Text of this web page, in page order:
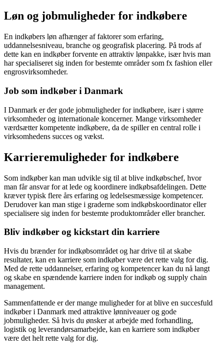
Løn og jobmuligheder for indkøbere
En indkøbers løn afhænger af faktorer som erfaring,
uddannelsesniveau, branche og geografisk placering. På trods af
dette kan en indkøber forvente en attraktiv lønpakke, især hvis man
har specialiseret sig inden for bestemte områder som fx fashion eller
engrosvirksomheder.
Job som indkøber i Danmark
I Danmark er der gode jobmuligheder for indkøbere, især i større
virksomheder og internationale koncerner. Mange virksomheder
værdsætter kompetente indkøbere, da de spiller en central rolle i
virksomhedens succes og vækst.
Karrieremuligheder for indkøbere
Som indkøber kan man udvikle sig til at blive indkøbschef, hvor
man får ansvar for at lede og koordinere indkøbsafdelingen. Dette
kræver typisk flere års erfaring og ledelsesmæssige kompetencer.
Derudover kan man stige i graderne som indkøbskoordinator eller
specialisere sig inden for bestemte produktområder eller brancher.
Bliv indkøber og kickstart din karriere
Hvis du brænder for indkøbsområdet og har drive til at skabe
resultater, kan en karriere som indkøber være det rette valg for dig.
Med de rette uddannelser, erfaring og kompetencer kan du nå langt
og skabe en spændende karriere inden for indkøb og supply chain
management.
Sammenfattende er der mange muligheder for at blive en succesfuld
indkøber i Danmark med attraktive lønniveauer og gode
jobmuligheder. Så hvis du ønsker at arbejde med forhandling,
logistik og leverandørsamarbejde, kan en karriere som indkøber
være det helt rette valg for dig.